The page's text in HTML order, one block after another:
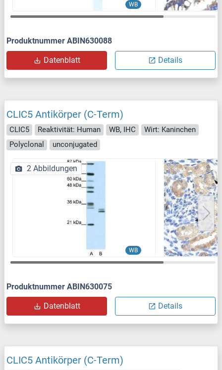
WB
Produktnummer ABIN630088
Datenblatt Details
CLIC5 Antikörper (C-Term)
CLIC5 Reaktivität: Human WB, IHC
Wirt: Kaninchen
Polyclonal
unconjugated
WB
2 Abbildungen
Produktnummer ABIN630075
Datenblatt Details
CLIC5 Antikörper (C-Term)